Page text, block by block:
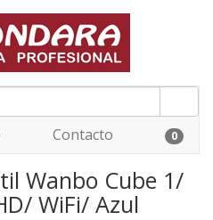
Contacto 0
Wanbo Cube 1/
WiFi/ Azul